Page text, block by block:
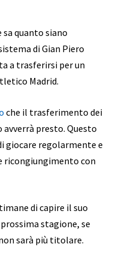
sa quanto siano
di Gian Piero
a trasferirsi per un
Madrid.
che il trasferimento dei
avverrà presto. Questo
giocare regolarmente e
ricongiungimento con
di capire il suo
stagione, se
sarà più titolare.